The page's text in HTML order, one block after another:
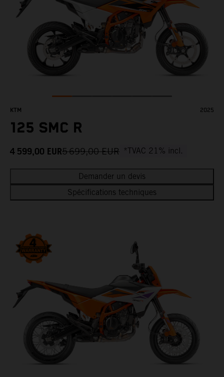
KTM 2025
125 SMC R
4 599,00 EUR5 699,00 EUR *TVAC 21% incl.
Demander un devis
Spécifications techniques